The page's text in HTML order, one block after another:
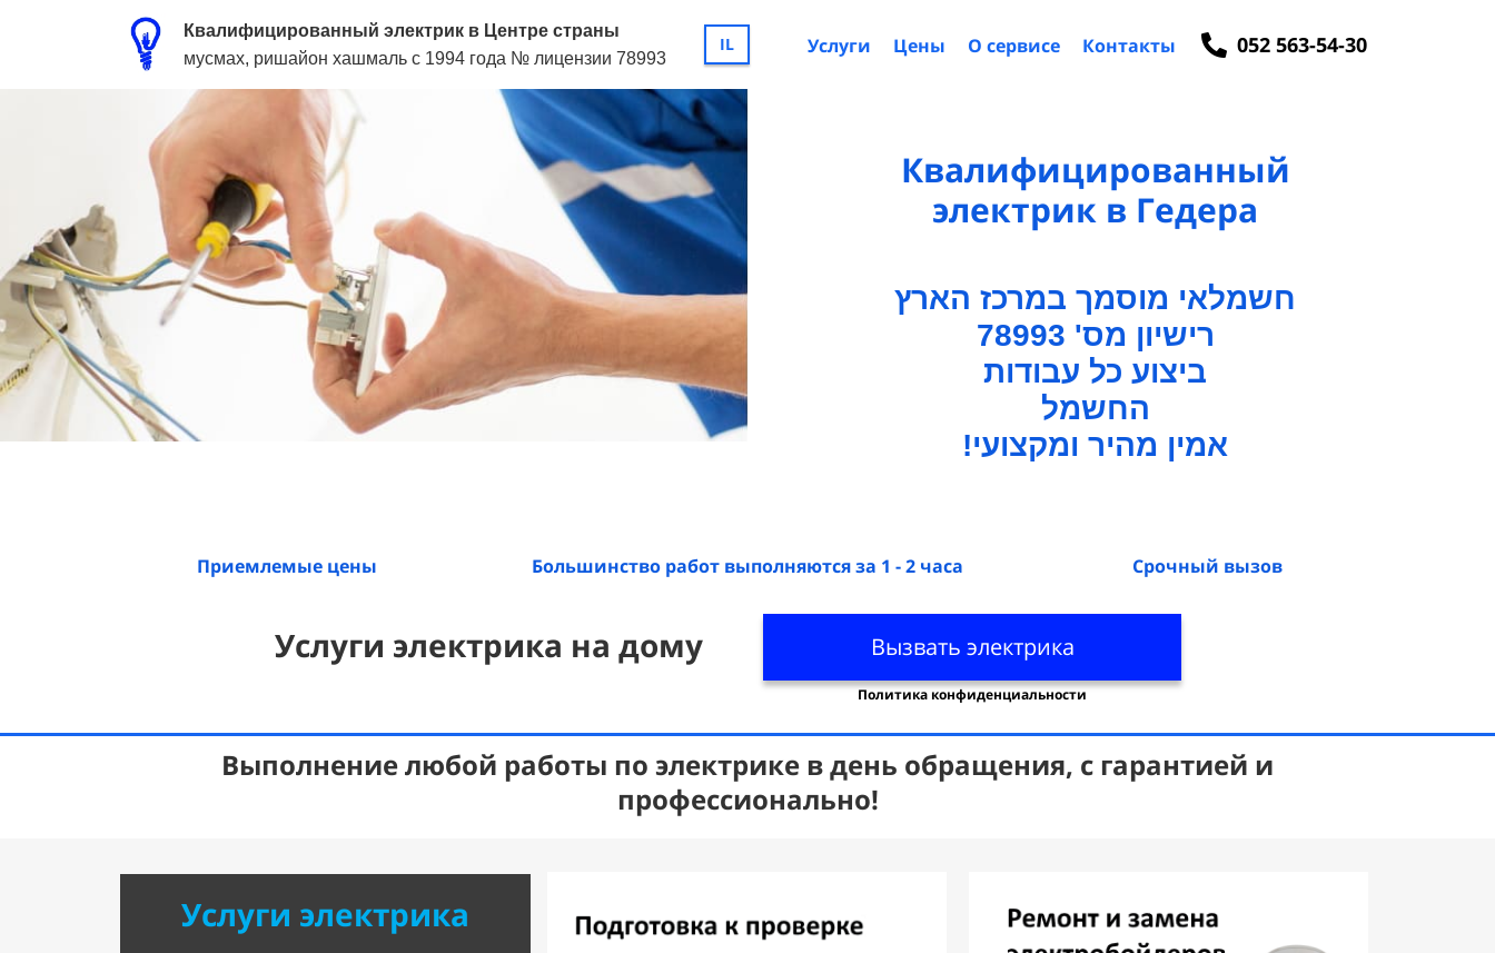
Квалифицированный электрик в Центре страны
мусмах, ришайон хашмаль с 1994 года № лицензии 78993
IL Услуги Цены О сервисе Контакты 052 563-54-30
Квалифицированный
электрик в Гедера
חשמלאי מוסמך במרכז הארץ
רישיון מס' 78993
ביצוע כל עבודות
החשמל
!אמין מהיר ומקצועי
Приемлемые цены Большинство работ выполняются за 1 - 2 часа Срочный вызов
Услуги электрика на дому Вызвать электрика
Политика конфиденциальности
Выполнение любой работы по электрике в день обращения, с гарантией и
профессионально!
Услуги электрика